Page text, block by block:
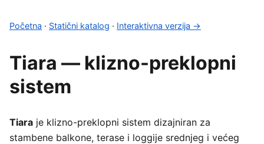
Početna · Statični katalog · Interaktivna verzija →
Tiara — klizno-preklopni
sistem
Tiara je klizno-preklopni sistem dizajniran za
stambene balkone, terase i loggije srednjeg i većeg